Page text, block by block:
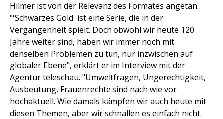
Hilmer ist von der Relevanz des Formates angetan.
"'Schwarzes Gold' ist eine Serie, die in der
Vergangenheit spielt. Doch obwohl wir heute 120
Jahre weiter sind, haben wir immer noch mit
denselben Problemen zu tun, nur inzwischen auf
globaler Ebene", erklärt er im Interview mit der
Agentur teleschau. "Umweltfragen, Ungerechtigkeit,
Ausbeutung, Frauenrechte sind nach wie vor
hochaktuell. Wie damals kämpfen wir auch heute mit
diesen Themen, aber wir schnallen es einfach nicht.